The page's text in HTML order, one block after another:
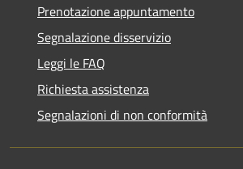
Prenotazione appuntamento
Segnalazione disservizio
Leggi le FAQ
Richiesta assistenza
Segnalazioni di non conformità